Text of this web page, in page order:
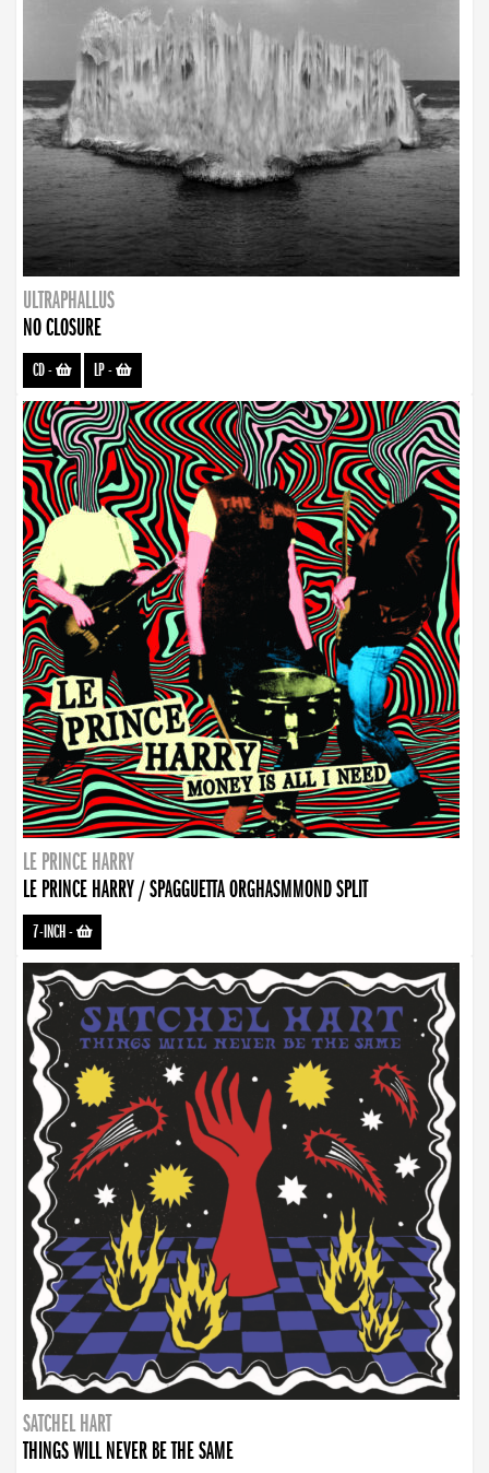
ULTRAPHALLUS
NO CLOSURE
CD- LP-
LE PRINCE HARRY
LE PRINCE HARRY / SPAGGUETTA ORGHASMMOND SPLIT
7-INCH-
SATCHEL HART
THINGS WILL NEVER BE THE SAME